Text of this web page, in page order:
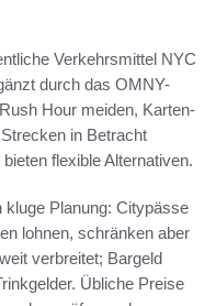
Verkehrsmittel NYC
durch das OMNY-
Hour meiden, Karten-
in Betracht
flexible Alternativen.
kluge Planung: Citypässe
lohnen, schränken aber
verbreitet; Bargeld
Übliche Preise